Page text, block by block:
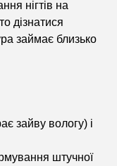
нігтів на
дізнатися
займає близько
зайву вологу) і
штучної